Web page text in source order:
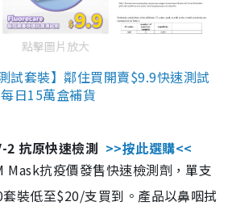
點擊圖片放大
試套裝】鄰住買開賣$9.9快速測試
日15萬盒補貨
2 抗原快速檢測 >>按此選購<<
Mask抗疫價發售快速檢測劑，單支
裝低至$20/支買到。產品以鼻咽拭